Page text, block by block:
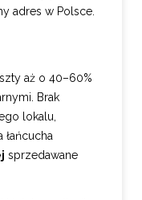
adres w Polsce.
aż o 40–60%
Brak
lokalu,
łańcucha
sprzedawane